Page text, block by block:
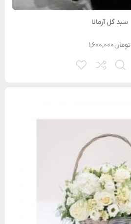
سبد گل آرمانا
۱,۶۰۰,۰۰۰تومان